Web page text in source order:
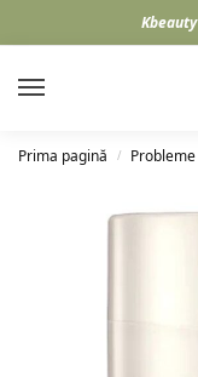
Prima pagină /